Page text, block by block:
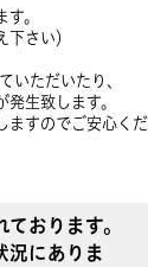
。
さい）
いただいたり、
生致します。
ますのでご安心くだ
おります。
況にありま